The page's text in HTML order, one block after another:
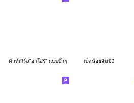
คิวท์เกิร์ล"อาโอริ" แบบบิ๊กๆ เป็ดน้อยจิมมี่3